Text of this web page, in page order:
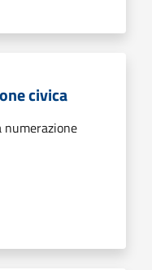
civica
numerazione